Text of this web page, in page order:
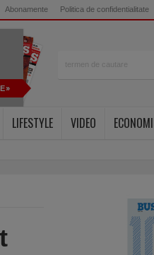
Abonamente Politica de confidentialitate
LIFESTYLE VIDEO